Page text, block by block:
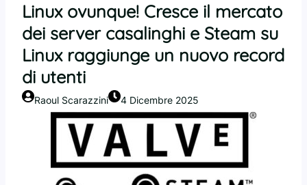
Linux ovunque! Cresce il mercato
dei server casalinghi e Steam su
Linux raggiunge un nuovo record
di utenti
Raoul Scarazzini 4 Dicembre 2025